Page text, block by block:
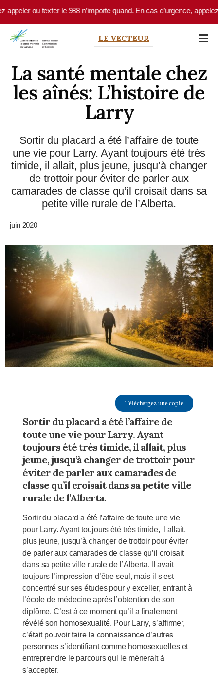
Skip to main content
ou texter le 988 n’importe quand. En cas d’urgence, appelez le
LE VECTEUR
La santé mentale chez
les aînés: L’histoire de
Larry
Sortir du placard a été l’affaire de toute
une vie pour Larry. Ayant toujours été très
timide, il allait, plus jeune, jusqu’à changer
de trottoir pour éviter de parler aux
camarades de classe qu’il croisait dans sa
petite ville rurale de l’Alberta.
juin 2020
Téléchargez une copie
Sortir du placard a été l’affaire de
toute une vie pour Larry. Ayant
toujours été très timide, il allait, plus
jeune, jusqu’à changer de trottoir pour
éviter de parler aux camarades de
classe qu’il croisait dans sa petite ville
rurale de l’Alberta.
Sortir du placard a été l’affaire de toute une vie
pour Larry. Ayant toujours été très timide, il allait,
plus jeune, jusqu’à changer de trottoir pour éviter
de parler aux camarades de classe qu’il croisait
dans sa petite ville rurale de l’Alberta. Il avait
toujours l’impression d’être seul, mais il s’est
concentré sur ses études pour y exceller, entrant à
l’école de médecine après l’obtention de son
diplôme. C’est à ce moment qu’il a finalement
révélé son homosexualité. Pour Larry, s’affirmer,
c’était pouvoir faire la connaissance d’autres
personnes s’identifiant comme homosexuelles et
entreprendre le parcours qui le mènerait à
s’accepter.